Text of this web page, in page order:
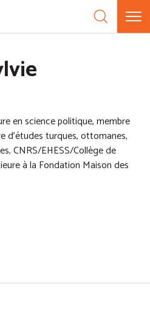
en science politique, membre
d'études turques, ottomanes,
CNRS/EHESS/Collège de
à la Fondation Maison des